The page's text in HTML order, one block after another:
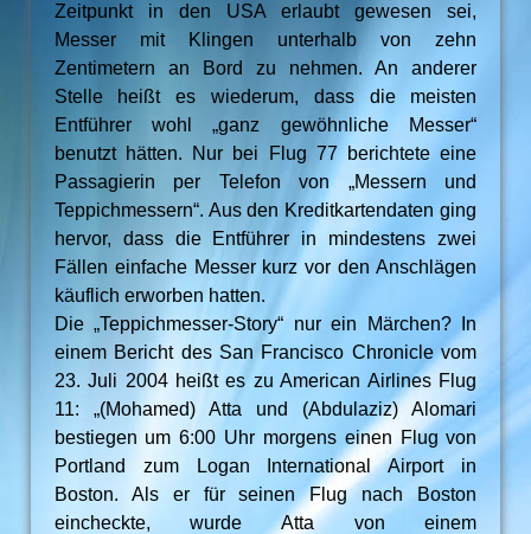
Zeitpunkt in den USA erlaubt gewesen sei,
Messer mit Klingen unterhalb von zehn
Zentimetern an Bord zu nehmen. An anderer
Stelle heißt es wiederum, dass die meisten
Entführer wohl „ganz gewöhnliche Messer“
benutzt hätten. Nur bei Flug 77 berichtete eine
Passagierin per Telefon von „Messern und
Teppichmessern“. Aus den Kreditkartendaten ging
hervor, dass die Entführer in mindestens zwei
Fällen einfache Messer kurz vor den Anschlägen
käuflich erworben hatten.
Die „Teppichmesser-Story“ nur ein Märchen? In
einem Bericht des San Francisco Chronicle vom
23. Juli 2004 heißt es zu American Airlines Flug
11: „(Mohamed) Atta und (Abdulaziz) Alomari
bestiegen um 6:00 Uhr morgens einen Flug von
Portland zum Logan International Airport in
Boston. Als er für seinen Flug nach Boston
eincheckte, wurde Atta von einem